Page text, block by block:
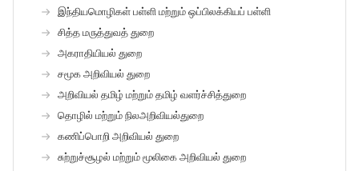
இந்தியமொழிகள் பள்ளி மற்றும் ஒப்பிலக்கியப் பள்ளி
சித்த மருத்துவத் துறை
அகராதியியல் துறை
சமூக அறிவியல் துறை
அறிவியல் தமிழ் மற்றும் தமிழ் வளர்ச்சித்துறை
தொழில் மற்றும் நிலஅறிவியல்துறை
கணிப்பொறி அறிவியல் துறை
சுற்றுச்சூழல் மற்றும் மூலிகை அறிவியல் துறை